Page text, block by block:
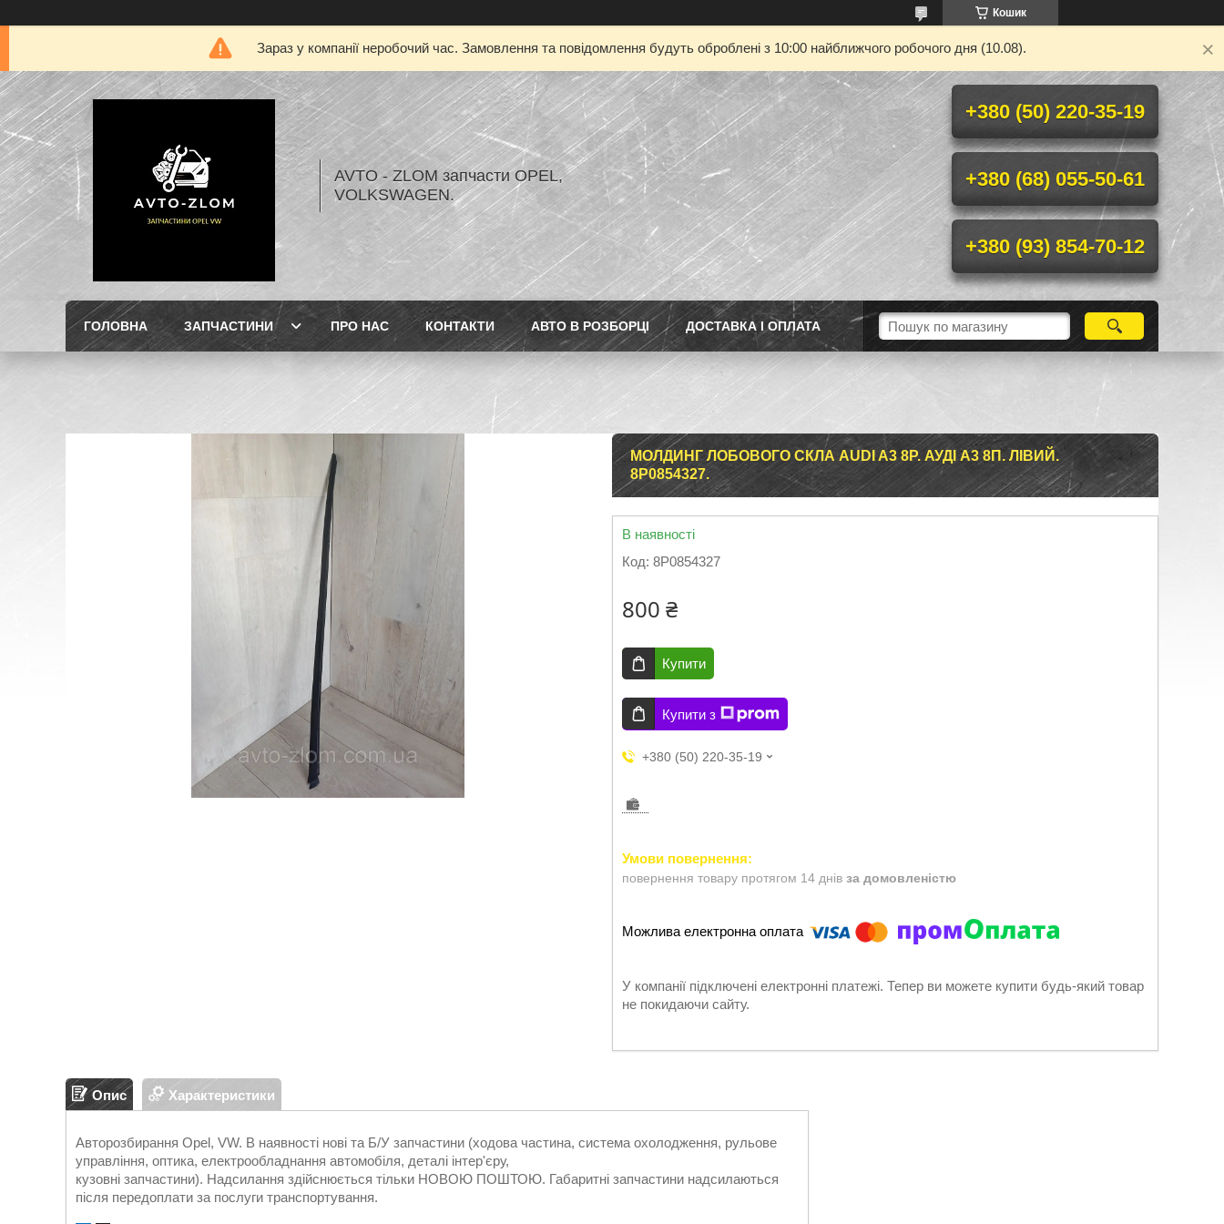
Кошик
Зараз у компанії неробочий час. Замовлення та повідомлення будуть оброблені з 10:00 найближчого робочого дня (10.08).
AVTO - ZLOM запчасти OPEL,
VOLKSWAGEN.
+380 (50) 220-35-19
+380 (68) 055-50-61
+380 (93) 854-70-12
ГОЛОВНА ЗАПЧАСТИНИ ПРО НАС КОНТАКТИ АВТО В РОЗБОРЦІ ДОСТАВКА І ОПЛАТА
МОЛДИНГ ЛОБОВОГО СКЛА AUDI A3 8P. АУДІ А3 8П. ЛІВИЙ.
8P0854327.
В наявності
Код: 8P0854327
800 ₴
Купити
Купити з
+380 (50) 220-35-19
повернення товару протягом 14 днів за домовленістю
У компанії підключені електронні платежі. Тепер ви можете купити будь-який товар
не покидаючи сайту.
Опис Характеристики
Авторозбирання Opel, VW. В наявності нові та Б/У запчастини (ходова частина, система охолодження, рульове
управління, оптика, електрообладнання автомобіля, деталі інтер'єру,
кузовні запчастини). Надсилання здійснюється тільки НОВОЮ ПОШТОЮ. Габаритні запчастини надсилаються
після передоплати за послуги транспортування.